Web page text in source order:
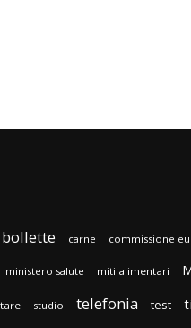
bollette carne commissione
ministero salute miti alimentari
studio telefonia test